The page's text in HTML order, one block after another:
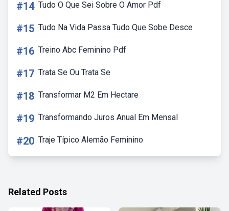
#14 Tudo O Que Sei Sobre O Amor Pdf
#15 Tudo Na Vida Passa Tudo Que Sobe Desce
#16 Treino Abc Feminino Pdf
#17 Trata Se Ou Trata Se
#18 Transformar M2 Em Hectare
#19 Transformando Juros Anual Em Mensal
#20 Traje Típico Alemão Feminino
Related Posts